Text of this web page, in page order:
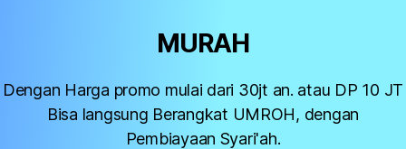
MURAH
Dengan Harga promo mulai dari 30jt an. atau DP 10 JT
Bisa langsung Berangkat UMROH, dengan
Pembiayaan Syari'ah.